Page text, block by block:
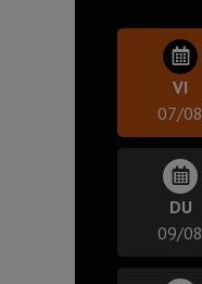
VI
07/08
DU
09/08